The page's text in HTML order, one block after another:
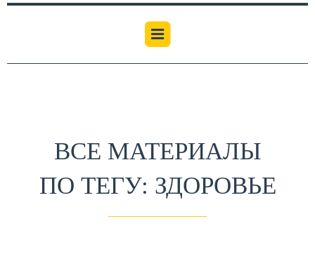
ВСЕ МАТЕРИАЛЫ
ПО ТЕГУ: ЗДОРОВЬЕ